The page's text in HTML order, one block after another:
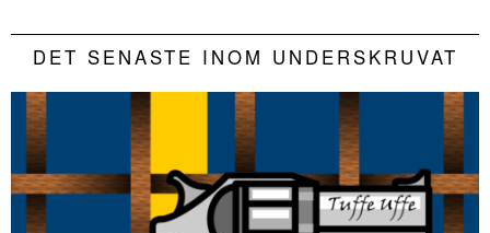
DET SENASTE INOM UNDERSKRUVAT